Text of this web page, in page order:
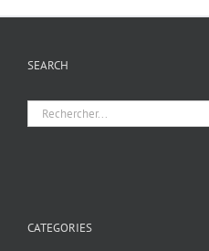
SEARCH
Chercher
CATEGORIES